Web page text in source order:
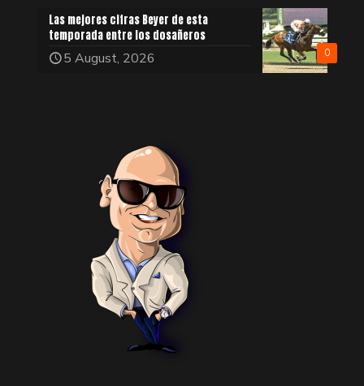
0
Las mejores cifras Beyer de esta
temporada entre los dosañeros
5 August, 2026